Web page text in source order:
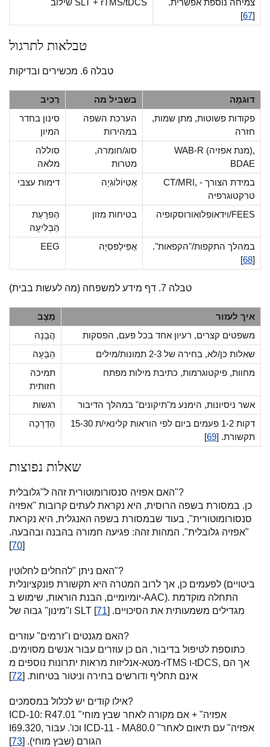
שילוב SLT + rTMS/tDCS
צמיחה נוספת אפשרית.
[
67
]
טבלאות לתרגול
טבלה 6. מכשירים ובדיקות
רְכִיב בשביל מה
דוּגמָה
סינון בחדר
המיון
הערכת השפה
במהירות
פקודות פשוטות, מתן שמות,
חזרה
סוללה
מלאה
סוג/חומרה,
מטרות
WAB-R (מנת אפזיה),
BDAE
דימות עצבי
אֶטִיוֹלוֹגִיָה
CT/MRI, במידת הצורך -
טרקטוגרפיה
הַפרָעַת
הַבְּלִיעָה
בטיחות מזון וידאופלואורוסקופיה/FEES
EEG אֶפִּילֶפּסִיָה
במהלך התקפות/"הקפאות".
[
68
]
טבלה 7. דף מידע למשפחה (מה לעשות בבית)
מַצָב
איך לעזור
הֲבָנָה
משפטים קצרים, רעיון אחד בכל פעם, הפסקות
הַבָּעָה
שאלות כן/לא, בחירה של 2-3 תמונות/מילים
תמיכה
חזותית
מחוות, פיקטוגרמות, כתיבת מילות מפתח
רגשות
אשר ניסיונות, הימנע מ"תיקונים" במהלך הדיבור
הַדְרָכָה
15-30 דקות 1-2 פעמים ביום לפי הוראות קלינאי/ת
תקשורת. [69
]
שאלות נפוצות
האם אפזיה סנסורומוטורית זהה ל"גלובלית"?
כן. במסורת בשפה הרוסית, היא נקראת לעתים קרובות "אפזיה
סנסורומוטורית", בעוד שבמסורת בשפה האנגלית, היא נקראת
"אפזיה גלובלית". המהות זהה: פגיעה חמורה בהבנה ובהבעה.
[
70
]
האם ניתן "להחלים לחלוטין"?
לפעמים כן, אך לרוב המטרה היא תקשורת פונקציונלית (ביטויים
יומיומיים, הבנת הוראות, שימוש ב-AAC). התחלה מוקדמת
ו"מינון" גבוה של SLT מגדילים משמעותית את הסיכויים. [71
]
האם מגנטים ו"זרמים" עוזרים?
כתוספת לטיפול בדיבור, הם כן עוזרים עבור אנשים מסוימים.
מטא-אנליזות מראות יתרונות נוספים מ-rTMS ו-tDCS, אך הם
אינם תחליף ודורשים בחירה וניטור בטיחות. [72
]
אילו קודים יש לכלול במסמכים?
ICD-10: R47.01 "אפזיה" + אם מקורה לאחר שבץ מוחי
I69.320, וכו'. עבור ICD-11 - MA80.0 "אפזיה" עם תיאום לאחר
הגורם (שבץ מוחי). [73
]